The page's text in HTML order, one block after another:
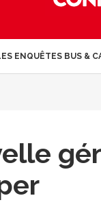
ENQUÊTES BUS &